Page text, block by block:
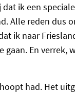
ik een
Alle reden dus
ik naar
En verrek,
had. Het